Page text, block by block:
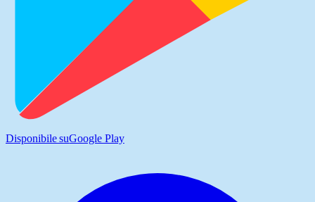
Disponibile suGoogle Play